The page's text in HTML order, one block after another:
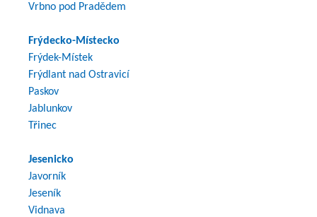
Vrbno pod Pradědem
Frýdecko-Místecko
Frýdek-Místek
Frýdlant nad Ostravicí
Paskov
Jablunkov
Třinec
Jesenicko
Javorník
Jeseník
Vidnava